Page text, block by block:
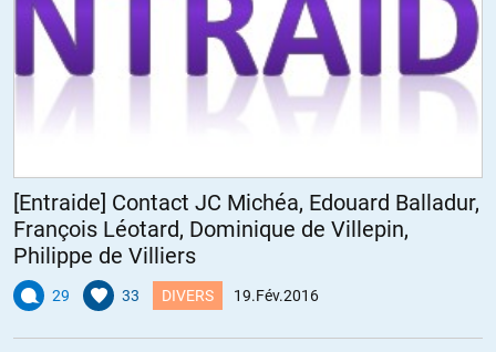
[Entraide] Contact JC Michéa, Edouard Balladur,
François Léotard, Dominique de Villepin,
Philippe de Villiers
29 33 DIVERS 19.Fév.2016